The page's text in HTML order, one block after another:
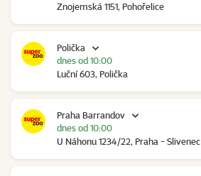
Znojemská 1151, Pohořelice
Polička
Luční 603, Polička
dnes od 10:00
Praha Barrandov
U Náhonu 1234/22, Praha - Slivenec
dnes od 10:00